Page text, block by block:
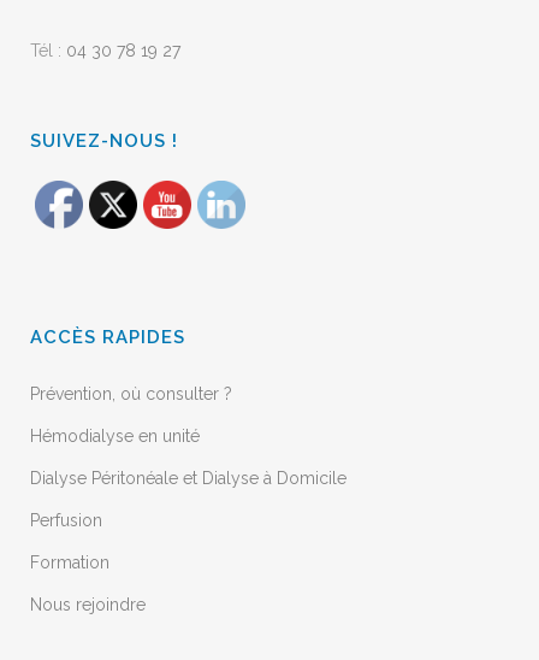
Tél : 04 30 78 19 27
SUIVEZ-NOUS !
ACCÈS RAPIDES
Prévention, où consulter ?
Hémodialyse en unité
Dialyse Péritonéale et Dialyse à Domicile
Perfusion
Formation
Nous rejoindre